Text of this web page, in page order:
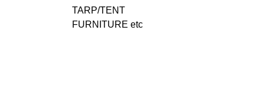
カテゴリー一覧
TARP/TENT
FURNITURE etc